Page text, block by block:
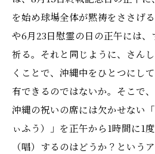
を始め球場全体が黙祷をささげ
や6月23日慰霊の日の正午には、
祈る。それと同じように、さん
くことで、沖縄中をひとつにし
有できるのではないか。そこで
沖縄の祝いの席には欠かせない
ぃふう）」を正午から1時間に1
（唱）するのはどうか？という